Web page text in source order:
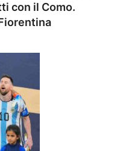
con il Como.